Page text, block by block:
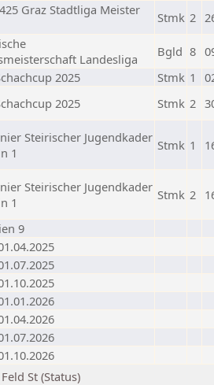
Graz Stadtliga Meister
Stmk 2
Landesliga
Bgld 8
2025 Stmk 1
2025 Stmk 2
Steirischer Jugendkader
1
Stmk 1
Steirischer Jugendkader
1
Stmk 2
9
St (Status)